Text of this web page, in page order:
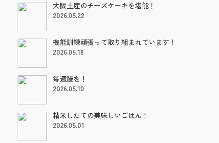
大阪土産のチーズケーキを堪能！
2026.05.22
機能訓練頑張って取り組まれています！
2026.05.18
毎週鰻を！
2026.05.10
精米したての美味しいごはん！
2026.05.01